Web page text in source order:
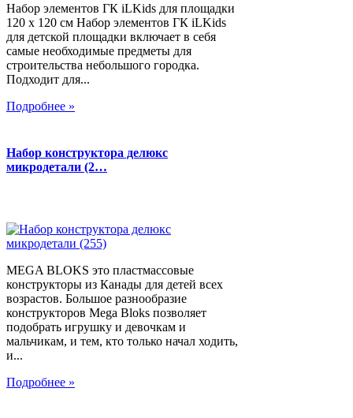
Набор элементов ГК iLKids для площадки
120 х 120 см Набор элементов ГК iLKids
для детской площадки включает в себя
самые необходимые предметы для
строительства небольшого городка.
Подходит для...
Подробнее »
Набор конструктора делюкс
микродетали (2…
MEGA BLOKS это пластмассовые
конструкторы из Канады для детей всех
возрастов. Большое разнообразие
конструкторов Mega Bloks позволяет
подобрать игрушку и девочкам и
мальчикам, и тем, кто только начал ходить,
и...
Подробнее »